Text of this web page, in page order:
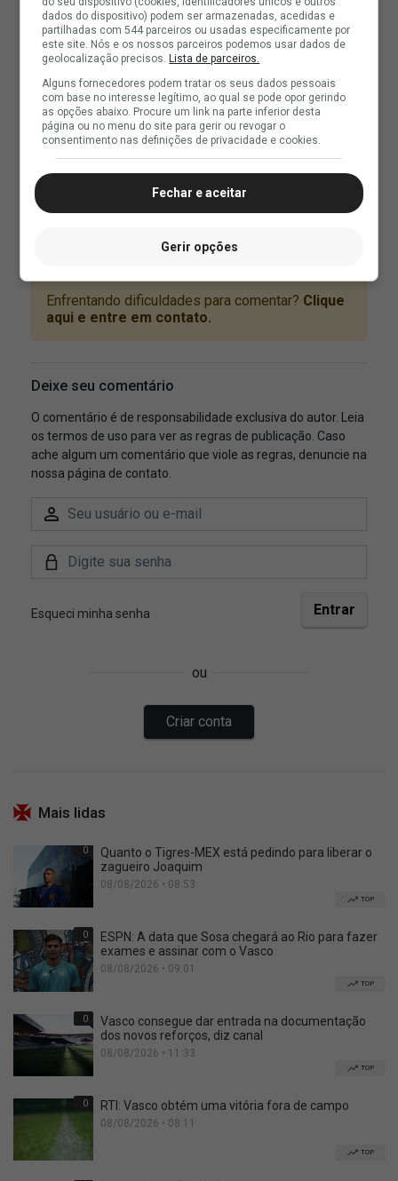
Mais lidas
0
Quanto o Tigres-MEX está pedindo para liberar o
zagueiro Joaquim
08/08/2026 • 08:53
TOP
0
ESPN: A data que Sosa chegará ao Rio para fazer
exames e assinar com o Vasco
08/08/2026 • 09:01
TOP
0
Vasco consegue dar entrada na documentação
dos novos reforços, diz canal
08/08/2026 • 11:33
TOP
0 RTI: Vasco obtém uma vitória fora de campo
08/08/2026 • 08:11
TOP
dados do dispositivo) podem ser armazenadas, acedidas e
partilhadas com 544 parceiros ou usadas especificamente por
este site. Nós e os nossos parceiros podemos usar dados de
geolocalização precisos. Lista de parceiros.
Alguns fornecedores podem tratar os seus dados pessoais
com base no interesse legítimo, ao qual se pode opor gerindo
as opções abaixo. Procure um link na parte inferior desta
página ou no menu do site para gerir ou revogar o
consentimento nas definições de privacidade e cookies.
Fechar e aceitar
Gerir opções